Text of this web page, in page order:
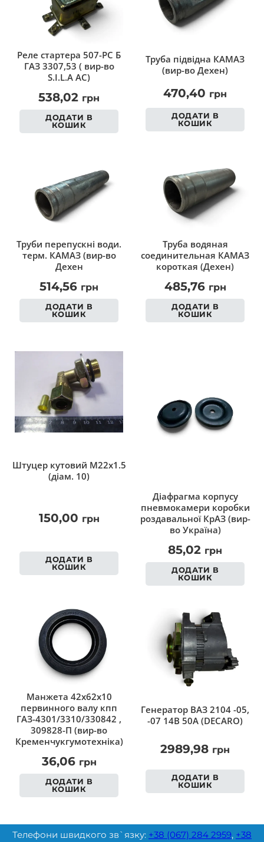
Реле стартера 507-РС Б
ГАЗ 3307,53 ( вир-во
S.I.L.A AC)
538,02 грн
ДОДАТИ В
КОШИК
Труба підвідна КАМАЗ
(вир-во Дехен)
470,40 грн
ДОДАТИ В
КОШИК
Труби перепускні води.
терм. КАМАЗ (вир-во
Дехен
514,56 грн
ДОДАТИ В
КОШИК
Труба водяная
соединительная КАМАЗ
короткая (Дехен)
485,76 грн
ДОДАТИ В
КОШИК
Штуцер кутовий M22x1.5
(діам. 10)
150,00 грн
ДОДАТИ В
КОШИК
Діафрагма корпусу
пневмокамери коробки
роздавальної КрАЗ (вир-
во Україна)
85,02 грн
ДОДАТИ В
КОШИК
Манжета 42х62х10
первинного валу кпп
ГАЗ-4301/3310/330842 ,
309828-П (вир-во
Кременчукгумотехніка)
36,06 грн
ДОДАТИ В
КОШИК
Генератор ВАЗ 2104 -05,
-07 14В 50А (DECARO)
2989,98 грн
ДОДАТИ В
КОШИК
Телефони швидкого зв`язку: +38 (067) 284 2959, +38